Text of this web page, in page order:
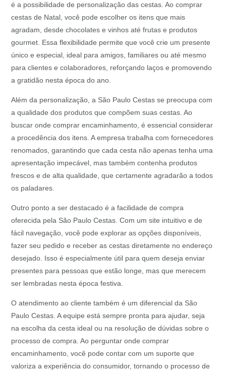
é a possibilidade de personalização das cestas. Ao comprar
cestas de Natal, você pode escolher os itens que mais
agradam, desde chocolates e vinhos até frutas e produtos
gourmet. Essa flexibilidade permite que você crie um presente
único e especial, ideal para amigos, familiares ou até mesmo
para clientes e colaboradores, reforçando laços e promovendo
a gratidão nesta época do ano.
Além da personalização, a São Paulo Cestas se preocupa com
a qualidade dos produtos que compõem suas cestas. Ao
buscar onde comprar encaminhamento, é essencial considerar
a procedência dos itens. A empresa trabalha com fornecedores
renomados, garantindo que cada cesta não apenas tenha uma
apresentação impecável, mas também contenha produtos
frescos e de alta qualidade, que certamente agradarão a todos
os paladares.
Outro ponto a ser destacado é a facilidade de compra
oferecida pela São Paulo Cestas. Com um site intuitivo e de
fácil navegação, você pode explorar as opções disponíveis,
fazer seu pedido e receber as cestas diretamente no endereço
desejado. Isso é especialmente útil para quem deseja enviar
presentes para pessoas que estão longe, mas que merecem
ser lembradas nesta época festiva.
O atendimento ao cliente também é um diferencial da São
Paulo Cestas. A equipe está sempre pronta para ajudar, seja
na escolha da cesta ideal ou na resolução de dúvidas sobre o
processo de compra. Ao perguntar onde comprar
encaminhamento, você pode contar com um suporte que
valoriza a experiência do consumidor, tornando o processo de